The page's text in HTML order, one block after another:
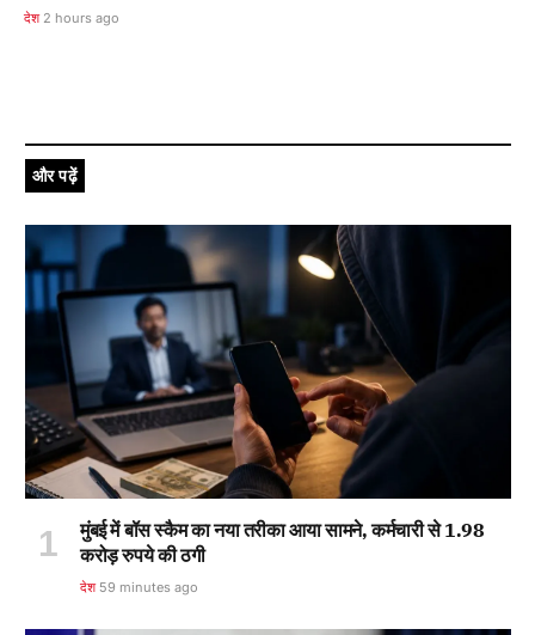
देश 2 hours ago
और पढ़ें
मुंबई में बॉस स्कैम का नया तरीका आया सामने, कर्मचारी से 1.98
करोड़ रुपये की ठगी
देश 59 minutes ago